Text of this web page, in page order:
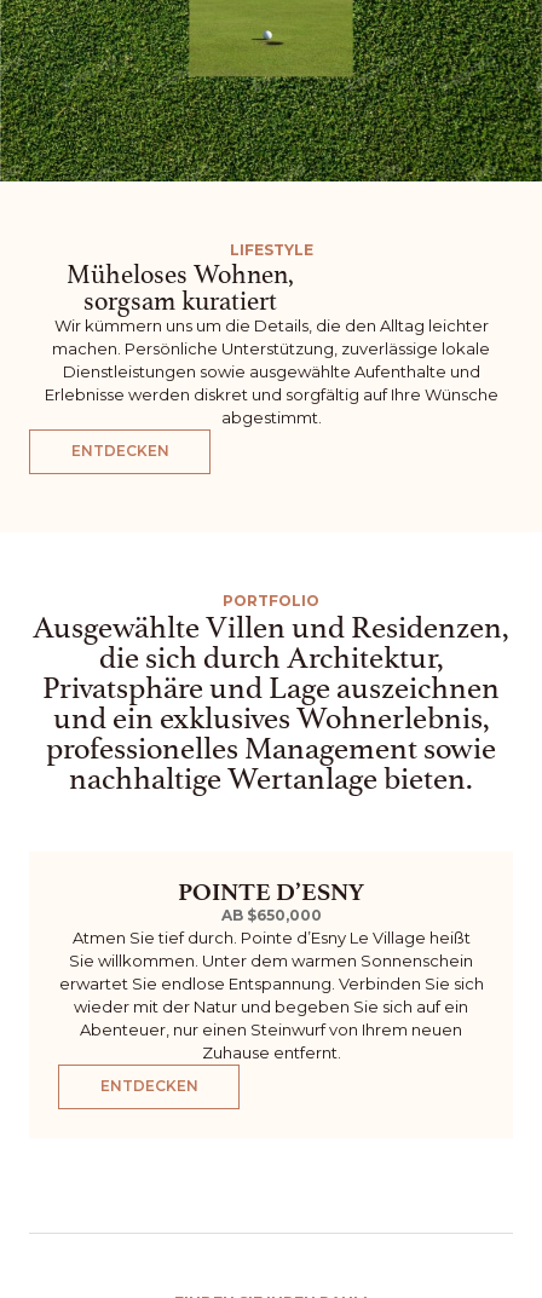
LIFESTYLE
Müheloses Wohnen,
sorgsam kuratiert
Wir kümmern uns um die Details, die den Alltag leichter
machen. Persönliche Unterstützung, zuverlässige lokale
Dienstleistungen sowie ausgewählte Aufenthalte und
Erlebnisse werden diskret und sorgfältig auf Ihre Wünsche
abgestimmt.
ENTDECKEN
PORTFOLIO
Ausgewählte Villen und Residenzen,
die sich durch Architektur,
Privatsphäre und Lage auszeichnen
und ein exklusives Wohnerlebnis,
professionelles Management sowie
nachhaltige Wertanlage bieten.
POINTE D’ESNY
AB $650,000
Atmen Sie tief durch. Pointe d’Esny Le Village heißt
Sie willkommen. Unter dem warmen Sonnenschein
erwartet Sie endlose Entspannung. Verbinden Sie sich
wieder mit der Natur und begeben Sie sich auf ein
Abenteuer, nur einen Steinwurf von Ihrem neuen
Zuhause entfernt.
ENTDECKEN